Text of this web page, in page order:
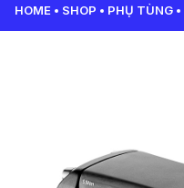
HOME SHOP PHỤ TÙNG